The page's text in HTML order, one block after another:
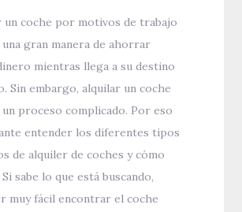
un coche por motivos de trabajo
gran manera de ahorrar
mientras llega a su destino
Sin embargo, alquilar un coche
proceso complicado. Por eso
entender los diferentes tipos
de alquiler de coches y cómo
sabe lo que está buscando,
muy fácil encontrar el coche